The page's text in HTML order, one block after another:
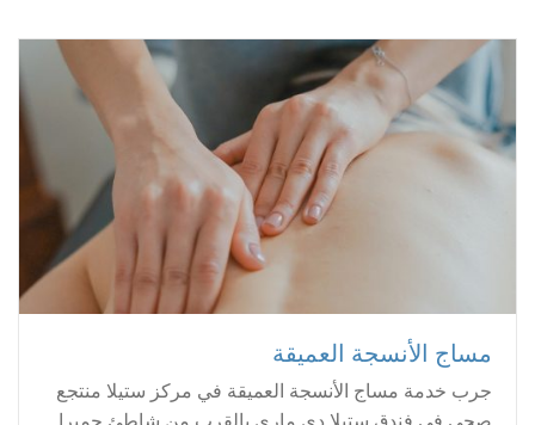
مساج الأنسجة العميقة
جرب خدمة مساج الأنسجة العميقة في مركز ستيلا منتجع